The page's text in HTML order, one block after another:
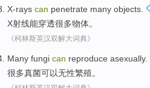
X-rays can penetrate many objects
X射线能穿透很多物体。
《柯林斯英汉双解大词典》
Many fungi can reproduce asexually.
很多真菌可以无性繁殖。